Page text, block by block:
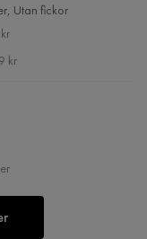
Utan fickor
kr